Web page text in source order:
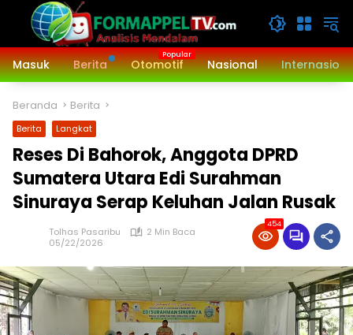
Langsung
konten
Masuk
Berita Otomotif Nasional
Beranda Berita
Berita Langkat
Reses Di Bahorok, Anggota DPRD
Sumatera Utara Edi Surahman
Sinuraya Serap Keluhan Jalan Rusak
Tolhas Pasaribu
2 Min Baca
05/22/2026
454